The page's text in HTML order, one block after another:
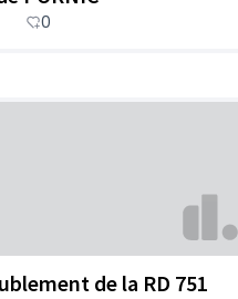
0
de la RD 751